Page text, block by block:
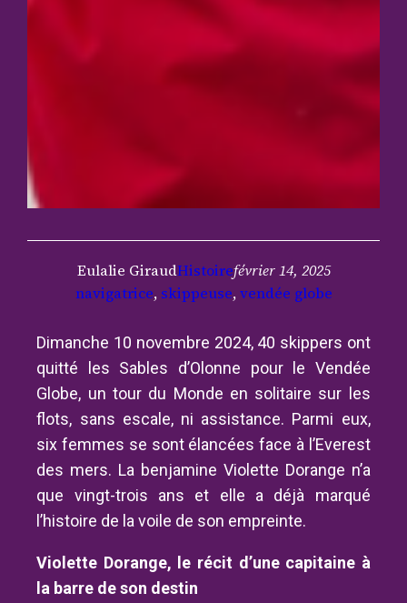
Eulalie GiraudHistoirefévrier 14, 2025
navigatrice, skippeuse, vendée globe
Dimanche 10 novembre 2024, 40 skippers ont
quitté les Sables d’Olonne pour le Vendée
Globe, un tour du Monde en solitaire sur les
flots, sans escale, ni assistance. Parmi eux,
six femmes se sont élancées face à l’Everest
des mers. La benjamine Violette Dorange n’a
que vingt-trois ans et elle a déjà marqué
l’histoire de la voile de son empreinte.
Violette Dorange, le récit d’une capitaine à
la barre de son destin